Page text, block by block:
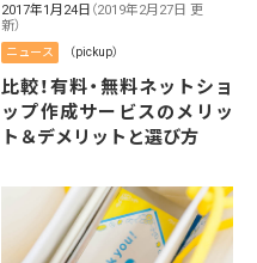
2017年1月24日 （2019年2月27日 更
新）
ニュース （pickup）
比較！有料・無料ネットショ
ップ作成サービスのメリッ
ト＆デメリットと選び方